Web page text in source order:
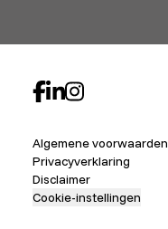
Algemene voorwaarden
Privacyverklaring
Disclaimer
Cookie-instellingen